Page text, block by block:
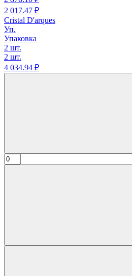
2 017.47 ₽
Cristal D'arques
Уп.
Упаковка
2 шт.
2 шт.
4 034.94 ₽